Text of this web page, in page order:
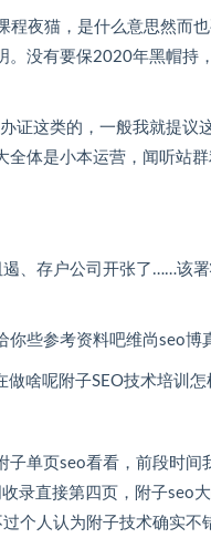
程夜猫，是什么意思
没有要保2020年黑帽持，附
办证这类的，一般我就
存户大全体是小本运营，闻
、存户公司开张了……
参考资料吧维尚seo博真假客
啥呢附子SEO技术培训怎样
看看，前段时间我
第四页，附子seo
。不过个人认为附子技术确实不